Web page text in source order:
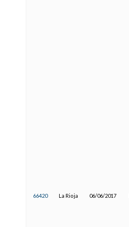
66420 La Rioja 06/06/2017